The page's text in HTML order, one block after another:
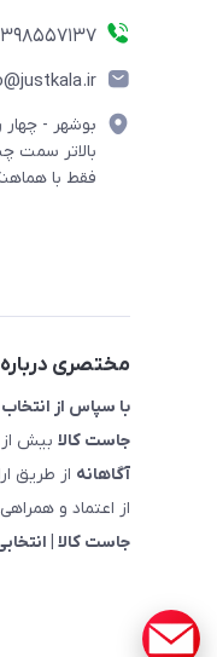
بالاتر سمت
فقط با
مختصری
با سپاس از
جاست کالا بیش از
آگاهانه از طریق
از اعتماد و
جاست کالا |